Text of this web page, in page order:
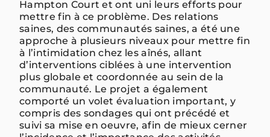
Hampton Court et ont uni leurs efforts pour
mettre fin à ce problème. Des relations
saines, des communautés saines, a été une
approche à plusieurs niveaux pour mettre fin
à l’intimidation chez les aînés, allant
d’interventions ciblées à une intervention
plus globale et coordonnée au sein de la
communauté. Le projet a également
comporté un volet évaluation important, y
compris des sondages qui ont précédé et
suivi sa mise en oeuvre, afin de mieux cerner